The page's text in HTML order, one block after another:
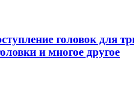
головок для
и многое другое